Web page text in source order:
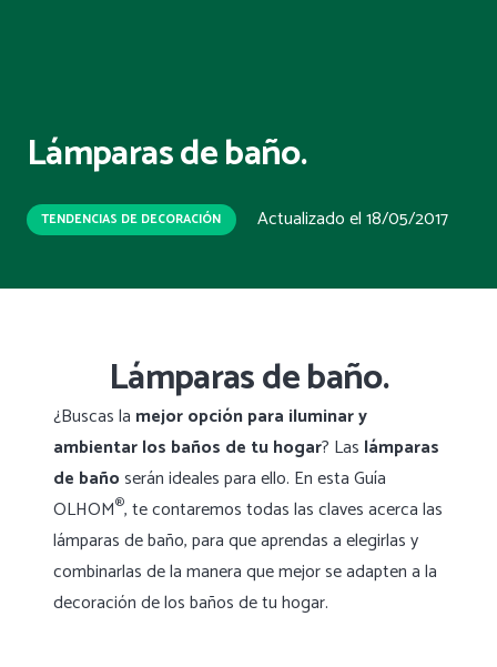
Lámparas de baño.
TENDENCIAS DE DECORACIÓN Actualizado el18/05/2017
Lámparas de baño.
¿Buscas la mejor opción para iluminar y
ambientar los baños de tu hogar? Las lámparas
de bañoserán ideales para ello. En esta Guía
OLHOM®, te contaremos todas las claves acerca las
lámparas de baño, para que aprendas a elegirlas y
combinarlas de la manera que mejor se adapten a la
decoración de los baños de tu hogar.